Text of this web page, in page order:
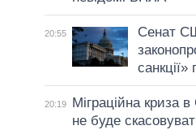
20:55
Сенат
санкції»
20:19
Міграційна криза в
не буде